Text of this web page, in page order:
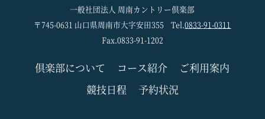
一般社団法人 周南カントリー倶楽部
〒745-0631 山口県周南市大字安田355
Tel.0833-91-0311
Fax.0833-91-1202
倶楽部について コース紹介
ご利用案内
競技日程
予約状況